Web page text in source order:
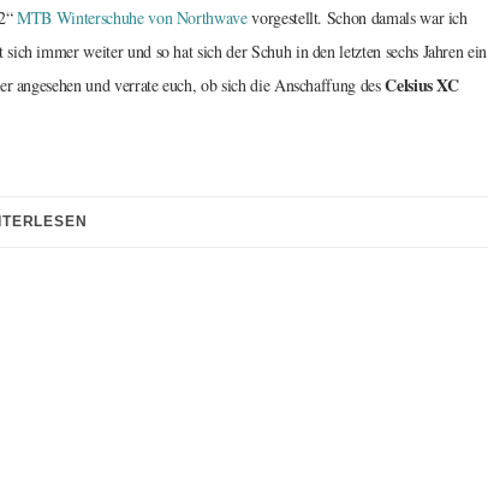
MTB Winterschuhe von Northwavevorgestellt. Schon damals war ich
immer weiter und so hat sich der Schuh in den letzten sechs Jahren ein
angesehen und verrate euch, ob sich die Anschaffung desCelsius XC